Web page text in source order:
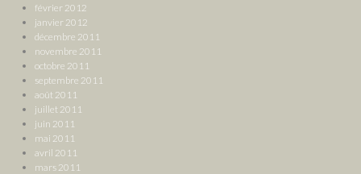
février 2012
janvier 2012
décembre 2011
novembre 2011
octobre 2011
septembre 2011
août 2011
juillet 2011
juin 2011
mai 2011
avril 2011
mars 2011